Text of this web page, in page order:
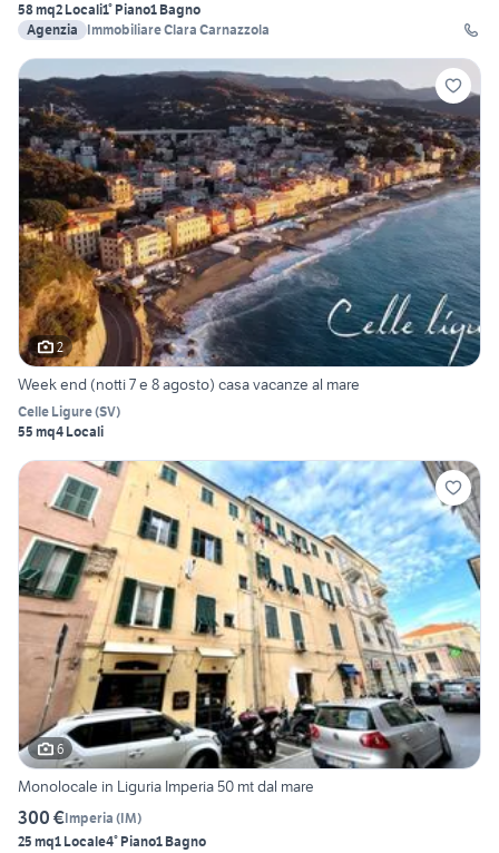
58 mq2 Locali1° Piano1 Bagno
Agenzia
Immobiliare Clara Carnazzola
2
Week end (notti 7 e 8 agosto) casa vacanze al mare
Celle Ligure(SV)
55 mq4 Locali
6
Monolocale in Liguria Imperia 50 mt dal mare
300 €Imperia (IM)
25 mq1 Locale4° Piano1 Bagno